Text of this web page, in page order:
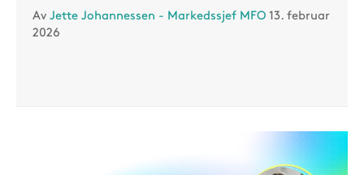
Av Jette Johannessen - Markedssjef MFO 13. februar
2026